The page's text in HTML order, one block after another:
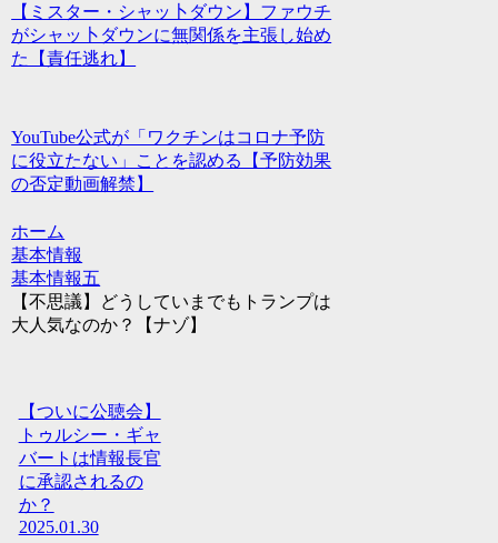
【ミスター・シャッ卜ダウン】ファウチ
がシャッ卜ダウンに無関係を主張し始め
た【責任逃れ】
YouTube公式が「ワクチンはコロナ予防
に役立たない」ことを認める【予防効果
の否定動画解禁】
ホーム
基本情報
基本情報五
【不思議】どうしていまでもトランプは
大人気なのか？【ナゾ】
【ついに公聴会】
トゥルシー・ギャ
バートは情報長官
に承認されるの
か？
2025.01.30